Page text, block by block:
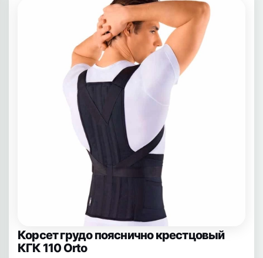
Корсет грудо пояснично крестцовый
КГК 110 Orto